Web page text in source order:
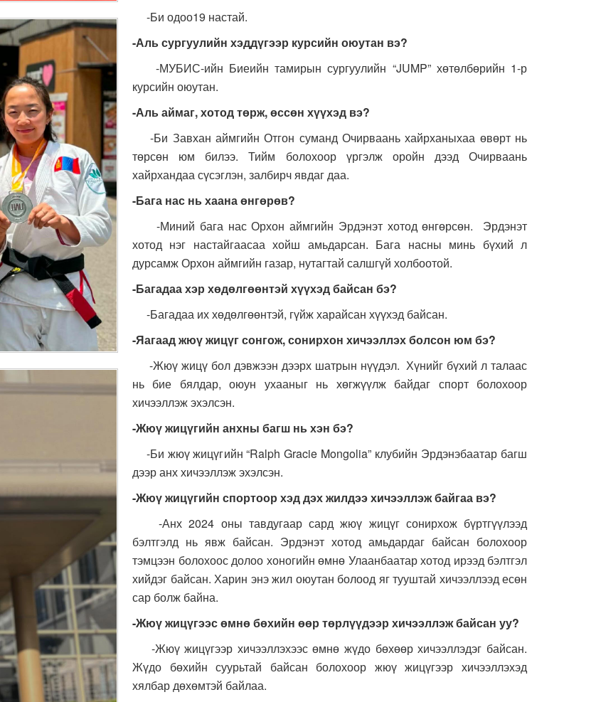
-Би одоо19 настай.
-Аль сургуулийн хэддүгээр курсийн оюутан вэ?
-МУБИС-ийн Биеийн тамирын сургуулийн “JUMP” хөтөлбөрийн 1-р
курсийн оюутан.
-Аль аймаг, хотод төрж, өссөн хүүхэд вэ?
-Би Завхан аймгийн Отгон суманд Очирваань хайрханыхаа өвөрт нь
төрсөн юм билээ. Тийм болохоор үргэлж оройн дээд Очирваань
хайрхандаа сүсэглэн, залбирч явдаг даа.
-Бага нас нь хаана өнгөрөв?
-Миний бага нас Орхон аймгийн Эрдэнэт хотод өнгөрсөн. Эрдэнэт
хотод нэг настайгаасаа хойш амьдарсан. Бага насны минь бүхий л
дурсамж Орхон аймгийн газар, нутагтай салшгүй холбоотой.
-Багадаа хэр хөдөлгөөнтэй хүүхэд байсан бэ?
-Багадаа их хөдөлгөөнтэй, гүйж харайсан хүүхэд байсан.
-Яагаад жюү жицүг сонгож, сонирхон хичээллэх болсон юм бэ?
-Жюү жицү бол дэвжээн дээрх шатрын нүүдэл. Хүнийг бүхий л талаас
нь бие бялдар, оюун ухааныг нь хөгжүүлж байдаг спорт болохоор
хичээллэж эхэлсэн.
-Жюү жицүгийн анхны багш нь хэн бэ?
-Би жюү жицүгийн “Ralph Gracie Mongolia” клубийн Эрдэнэбаатар багш
дээр анх хичээллэж эхэлсэн.
-Жюү жицүгийн спортоор хэд дэх жилдээ хичээллэж байгаа вэ?
-Анх 2024 оны тавдугаар сард жюү жицүг сонирхож бүртгүүлээд
бэлтгэлд нь явж байсан. Эрдэнэт хотод амьдардаг байсан болохоор
тэмцээн болохоос долоо хоногийн өмнө Улаанбаатар хотод ирээд бэлтгэл
хийдэг байсан. Харин энэ жил оюутан болоод яг тууштай хичээллээд есөн
сар болж байна.
-Жюү жицүгээс өмнө бөхийн өөр төрлүүдээр хичээллэж байсан уу?
-Жюү жицүгээр хичээллэхээс өмнө жүдо бөхөөр хичээллэдэг байсан.
Жүдо бөхийн суурьтай байсан болохоор жюү жицүгээр хичээллэхэд
хялбар дөхөмтэй байлаа.